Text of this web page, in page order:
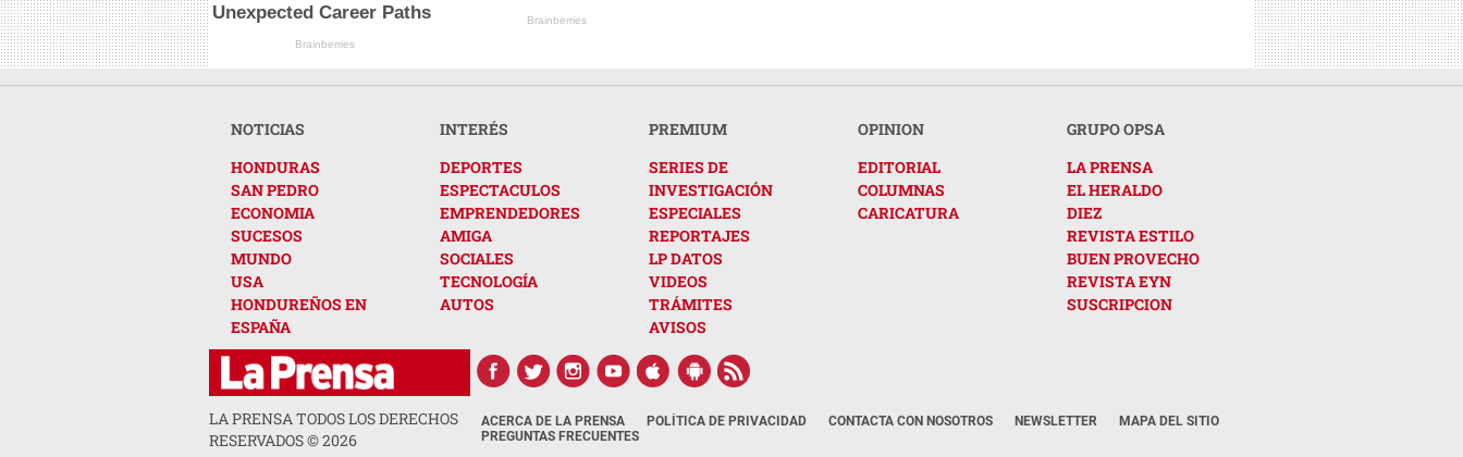
Unexpected Career Paths
Brainberries
Brainberries
NOTICIAS
HONDURAS
SAN PEDRO
ECONOMIA
SUCESOS
MUNDO
USA
HONDUREÑOS EN
ESPAÑA
INTERÉS
DEPORTES
ESPECTACULOS
EMPRENDEDORES
AMIGA
SOCIALES
TECNOLOGÍA
AUTOS
PREMIUM
SERIES DE
INVESTIGACIÓN
ESPECIALES
REPORTAJES
LP DATOS
VIDEOS
TRÁMITES
AVISOS
OPINION
EDITORIAL
COLUMNAS
CARICATURA
GRUPO OPSA
LA PRENSA
EL HERALDO
DIEZ
REVISTA ESTILO
BUEN PROVECHO
REVISTA EYN
SUSCRIPCION
LA PRENSA TODOS LOS DERECHOS
RESERVADOS ©2026
ACERCA DE LA PRENSA POLÍTICA DE PRIVACIDAD CONTACTA CON NOSOTROS NEWSLETTER
MAPA DEL SITIO
PREGUNTAS FRECUENTES